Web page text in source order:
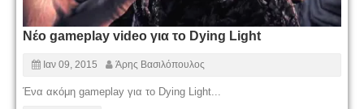
Νέο gameplay video για το Dying Light
Ιαν 09, 2015 Άρης Βασιλόπουλος
Ένα ακόμη gameplay για το Dying Light...